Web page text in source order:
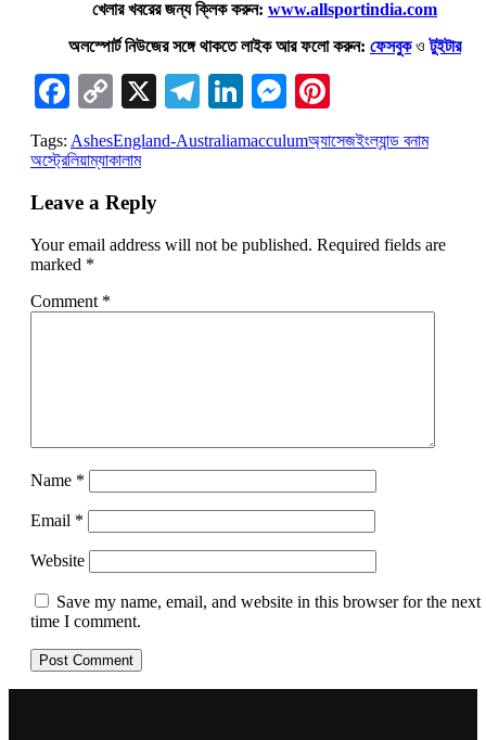
খেলার খবরের জন্য ক্লিক করুন: www.allsportindia.com
অলস্পোর্ট নিউজের সঙ্গে থাকতে লাইক আর ফলো করুন: ফেসবুকওটুইটার
Facebook
Copy
Link
X Telegram
LinkedIn
Messenger
Tags: AshesEngland-Australiamacculumঅ্যাসেজইংল্যান্ড বনাম
অস্ট্রেলিয়াম্যাকালাম
Leave a Reply
Your email address will not be published. Required fields are
marked *
Comment *
Name *
Email *
Website
Save my name, email, and website in this browser for the next
time I comment.